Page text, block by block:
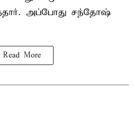
அப்போது சந்தோஷ்
Read More